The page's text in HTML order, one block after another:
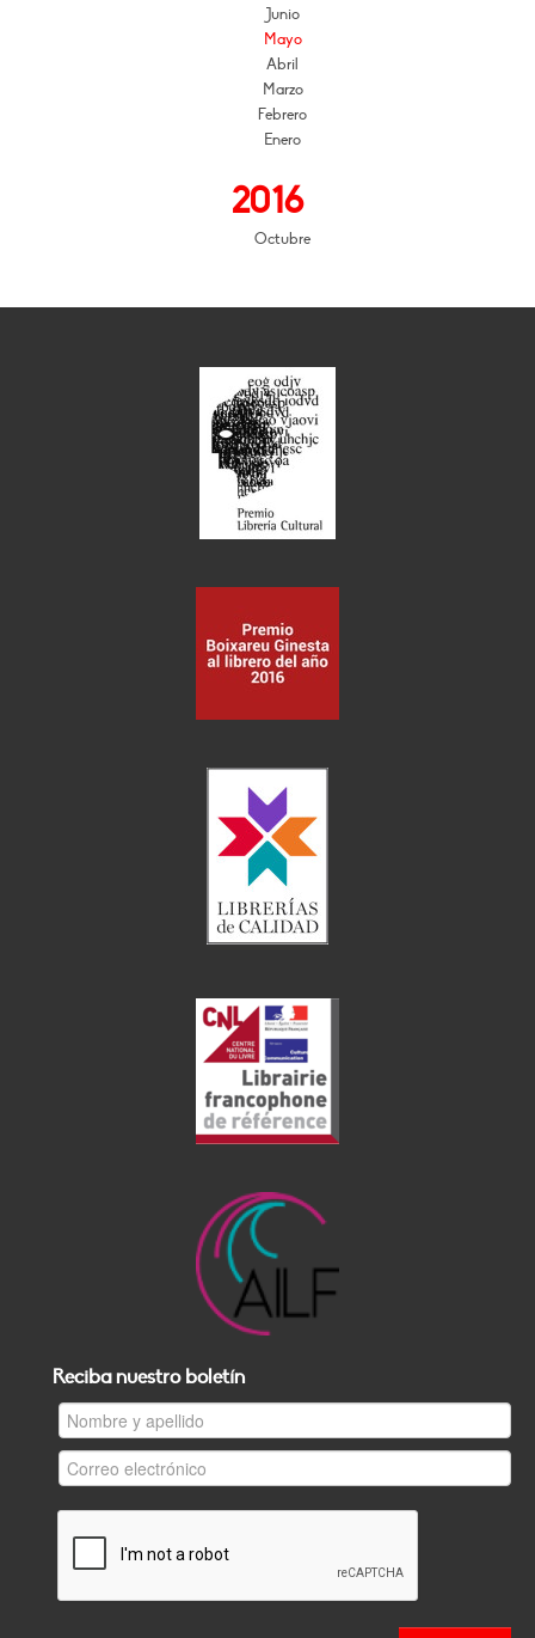
Junio
Mayo
Abril
Marzo
Febrero
Enero
2016
Octubre
Reciba nuestro boletín